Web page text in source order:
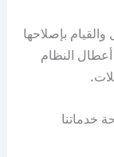
بإصلاحها
النظام
خدماتنا